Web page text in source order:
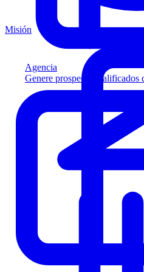
Agencia
Genere prospectos calificados
Misión